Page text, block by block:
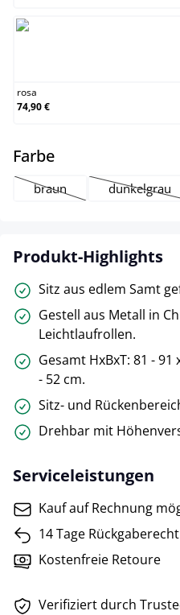
rosa
74,90 €
Farbeauswählen
braun
(Diese Option ist zurzeit
dunkelgrau
(Diese
Produkt-Highlights
Sitz aus edlem Samt
Gestell aus Metall in
Leichtlaufrollen.
Gesamt HxBxT: 81 -
- 52 cm.
Sitz- und
Drehbar mit
Serviceleistungen
Kauf auf Rechnung
14 Tage Rückgaberecht
Kostenfreie Retoure
Verifiziert durch